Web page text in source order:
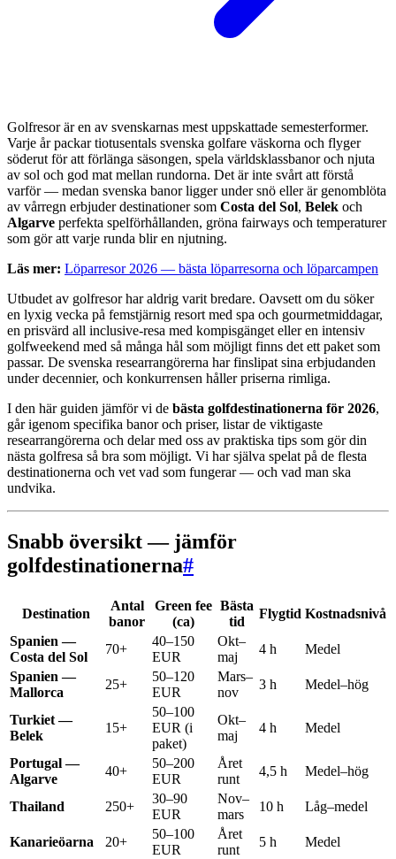
Golfresor är en av svenskarnas mest uppskattade semesterformer.
Varje år packar tiotusentals svenska golfare väskorna och flyger
söderut för att förlänga säsongen, spela världsklassbanor och njuta
av sol och god mat mellan rundorna. Det är inte svårt att förstå
varför — medan svenska banor ligger under snö eller är genomblöta
av vårregn erbjuder destinationer som Costa del Sol, Belek och
Algarve perfekta spelförhållanden, gröna fairways och temperaturer
som gör att varje runda blir en njutning.
Läs mer: Löparresor 2026 — bästa löparresorna och löparcampen
Utbudet av golfresor har aldrig varit bredare. Oavsett om du söker
en lyxig vecka på femstjärnig resort med spa och gourmetmiddagar,
en prisvärd all inclusive-resa med kompisgänget eller en intensiv
golfweekend med så många hål som möjligt finns det ett paket som
passar. De svenska researrangörerna har finslipat sina erbjudanden
under decennier, och konkurrensen håller priserna rimliga.
I den här guiden jämför vi de bästa golfdestinationerna för 2026,
går igenom specifika banor och priser, listar de viktigaste
researrangörerna och delar med oss av praktiska tips som gör din
nästa golfresa så bra som möjligt. Vi har själva spelat på de flesta
destinationerna och vet vad som fungerar — och vad man ska
undvika.
Snabb översikt — jämför
golfdestinationerna#
Destination
Antal
banor
Green fee
(ca)
Bästa
tid
Flygtid Kostnadsnivå
Spanien —
Costa del Sol
70+
40–150
EUR
Okt–
maj
4 h
Medel
Spanien —
Mallorca
25+
50–120
EUR
Mars–
nov
3 h Medel–hög
Turkiet —
Belek
15+
50–100
EUR (i
paket)
Okt–
maj
4 h Medel
Portugal —
Algarve
40+
50–200
EUR
Året
runt
4,5 h Medel–hög
Thailand 250+
30–90
EUR
Nov–
mars
10 h Låg–medel
Kanarieöarna 20+
50–100
EUR
Året
runt
5 h Medel